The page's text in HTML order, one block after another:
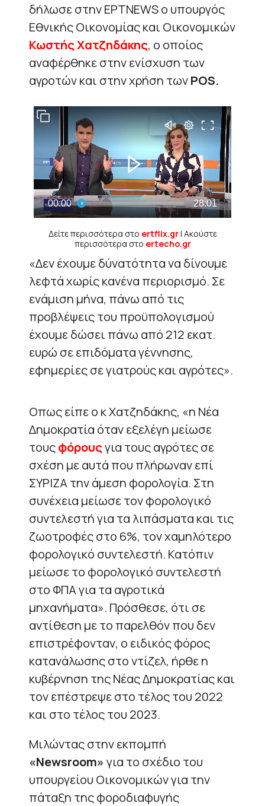
δήλωσε στην ΕΡΤΝΕWS ο υπουργός
Εθνικής Οικονομίας και Οικονομικών
Κωστής Χατζηδάκης, ο οποίος
αναφέρθηκε στην ενίσχυση των
αγροτών και στην χρήση τωνPOS.
Δείτε περισσότερα στο ertflix.gr| Ακούστε
περισσότερα στο ertecho.gr
«Δεν έχουμε δύνατότητα να δίνουμε
λεφτά χωρίς κανένα περιορισμό. Σε
ενάμιση μήνα, πάνω από τις
προβλέψεις του προϋπολογισμού
έχουμε δώσει πάνω από 212 εκατ.
ευρώ σε επιδόματα γέννησης,
εφημερίες σε γιατρούς και αγρότες».
Οπως είπε ο κ Χατζηδάκης, «η Νέα
Δημοκρατία όταν εξελέγη μείωσε
τουςφόρουςγια τους αγρότες σε
σχέση με αυτά που πλήρωναν επί
ΣΥΡΙΖΑ την άμεση φορολογία. Στη
συνέχεια μείωσε τον φορολογικό
συντελεστή για τα λιπάσματα και τις
ζωοτροφές στο 6%, τον χαμηλότερο
φορολογικό συντελεστή. Κατόπιν
μείωσε το φορολογικό συντελεστή
στο ΦΠΑ για τα αγροτικά
μηχανήματα». Πρόσθεσε, ότι σε
αντίθεση με το παρελθόν που δεν
επιστρέφονταν, ο ειδικός φόρος
κατανάλωσης στο ντίζελ, ήρθε η
κυβέρνηση της Νέας Δημοκρατίας και
τον επέστρεψε στο τέλος του 2022
και στο τέλος του 2023.
Μιλώντας στην εκπομπή
«Νewsroom» για το σχέδιο του
υπουργείου Οικονομικών για την
πάταξη της φοροδιαφυγής